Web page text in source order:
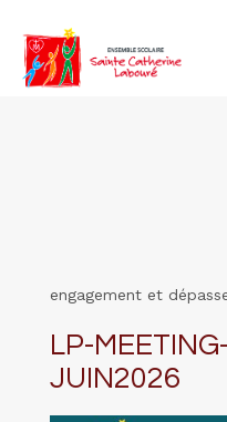
engagement et
LP-
JUIN2026